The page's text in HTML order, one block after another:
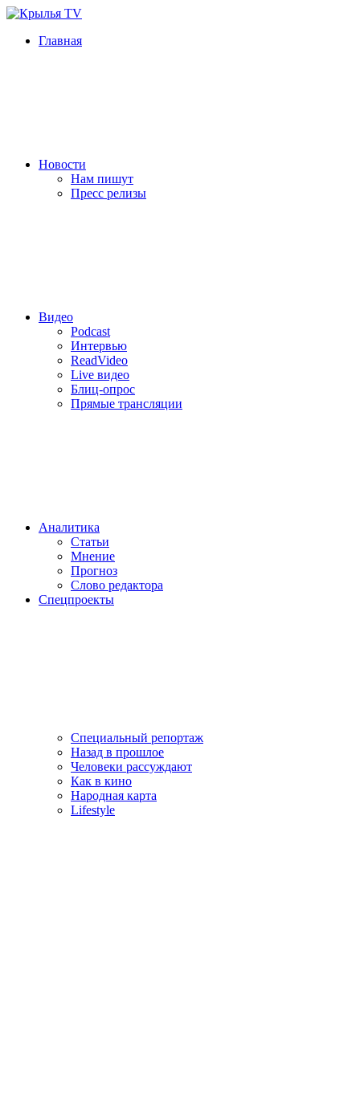
Главная
Новости
Нам пишут
Пресс релизы
Видео
Podcast
Интервью
ReadVideo
Live видео
Блиц-опрос
Прямые трансляции
Аналитика
Статьи
Мнение
Прогноз
Cлово редактора
Спецпроекты
Специальный репортаж
Назад в прошлое
Человеки рассуждают
Как в кино
Народная карта
Lifestyle